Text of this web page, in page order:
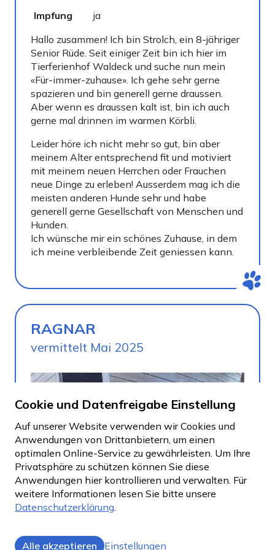
Impfung
ja
Hallo zusammen! Ich bin Strolch, ein 8-jähriger
Senior Rüde. Seit einiger Zeit bin ich hier im
Tierferienhof Waldeck und suche nun mein
«Für-immer-zuhause». Ich gehe sehr gerne
spazieren und bin generell gerne draussen.
Aber wenn es draussen kalt ist, bin ich auch
gerne mal drinnen im warmen Körbli.
Leider höre ich nicht mehr so gut, bin aber
meinem Alter entsprechend fit und motiviert
mit meinem neuen Herrchen oder Frauchen
neue Dinge zu erleben! Ausserdem mag ich die
meisten anderen Hunde sehr und habe
generell gerne Gesellschaft von Menschen und
Hunden.
Ich wünsche mir ein schönes Zuhause, in dem
ich meine verbleibende Zeit geniessen kann.
RAGNAR
vermittelt Mai 2025
Cookie und Datenfreigabe Einstellung
Auf unserer Website verwenden wir Cookies und
Anwendungen von Drittanbietern, um einen
optimalen Online-Service zu gewährleisten. Um Ihre
Privatsphäre zu schützen können Sie diese
Anwendungen hier kontrollieren und verwalten. Für
weitere Informationen lesen Sie bitte unsere
Datenschutzerklärung.
Alle akzeptieren Einstellungen